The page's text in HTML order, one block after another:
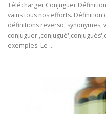
Télécharger Conjuguer
vains tous nos efforts.
définitions reverso, synonymes,
exemples. Le …